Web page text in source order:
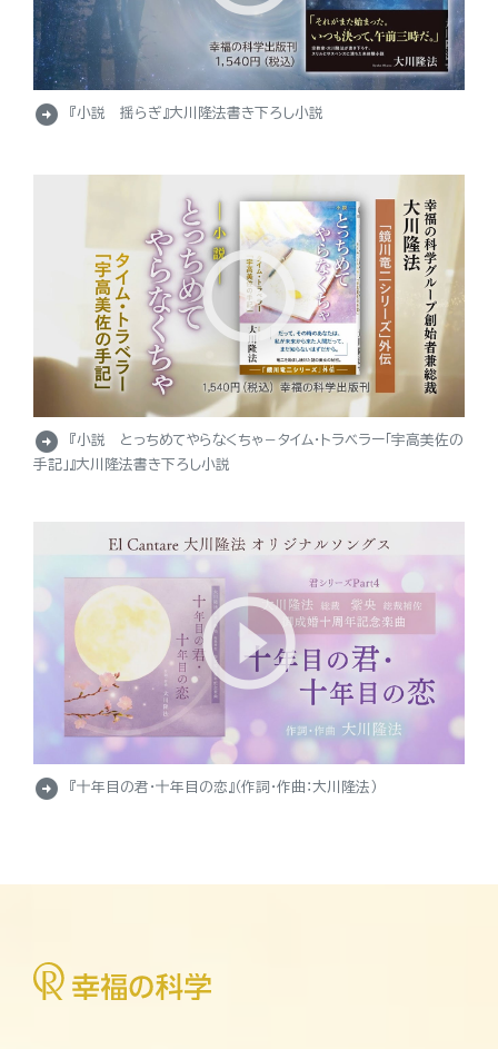
arrow_circle_right 『小説 揺らぎ』大川隆法書き下ろし小説
arrow_circle_right
『小説 とっちめてやらなくちゃ－タイム・トラベラー「宇高美佐の
手記」』大川隆法書き下ろし小説
arrow_circle_right 『十年目の君・十年目の恋』（作詞・作曲：大川隆法）